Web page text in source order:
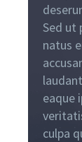
Sed ut
natus
eaque
culpa